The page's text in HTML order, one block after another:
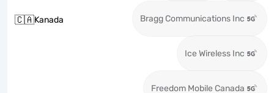
🇨🇦Kanada Bragg Communications Inc
Ice Wireless Inc
Freedom Mobile Canada